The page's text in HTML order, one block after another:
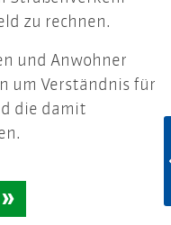
zu rechnen.
und Anwohner
um Verständnis für
die damit